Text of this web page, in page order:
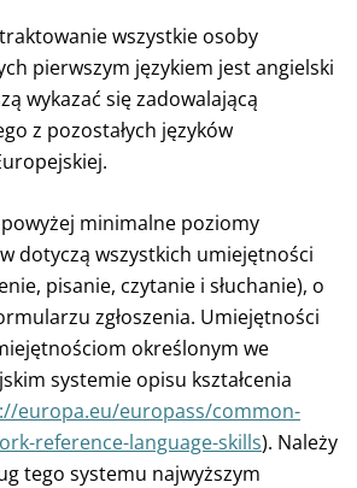
wszystkie osoby
pierwszym językiem jest angielski
wykazać się zadowalającą
z pozostałych języków
minimalne poziomy
dotyczą wszystkich umiejętności
pisanie, czytanie i słuchanie), o
zgłoszenia. Umiejętności
określonym we
systemie opisu kształcenia
europa.eu/europass/common-
reference-language-skills). Należy
tego systemu najwyższym